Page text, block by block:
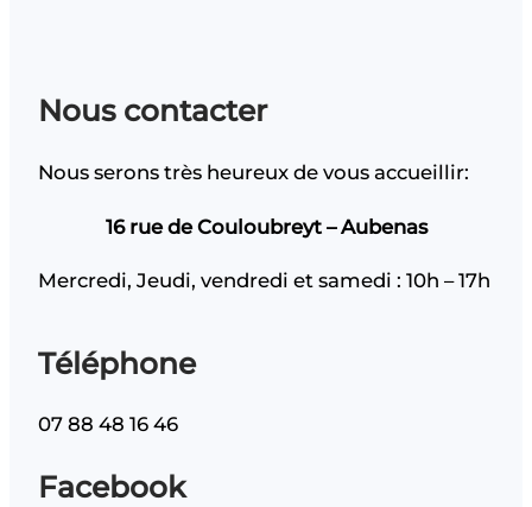
Nous contacter
Nous serons très heureux de vous accueillir:
16 rue de Couloubreyt – Aubenas
Mercredi, Jeudi, vendredi et samedi : 10h – 17h
Téléphone
07 88 48 16 46
Facebook